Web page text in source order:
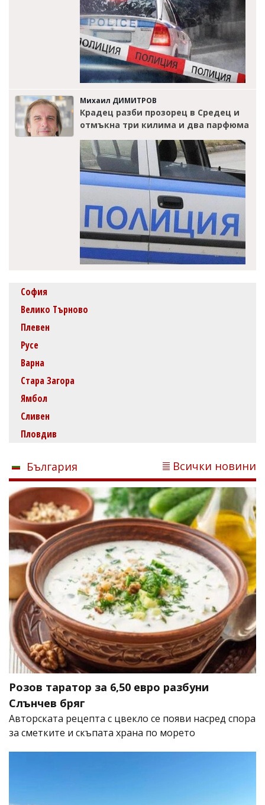
Михаил ДИМИТРОВ
Крадец разби прозорец в Средец и
отмъкна три килима и два парфюма
София
Велико Търново
Плевен
Русе
Варна
Стара Загора
Ямбол
Сливен
Пловдив
България Всички новини
Розов таратор за 6,50 евро разбуни
Слънчев бряг
Авторската рецепта с цвекло се появи насред спора
за сметките и скъпата храна по морето